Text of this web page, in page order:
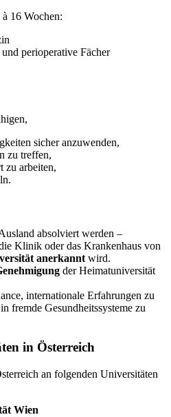
16 Wochen:
perioperative Fächer
sicher anzuwenden,
zu treffen,
zu arbeiten,
absolviert werden –
Klinik oder das Krankenhaus von
anerkanntwird.
der Heimatuniversität
internationale Erfahrungen zu
fremde Gesundheitssysteme zu
in Österreich
an folgenden Universitäten
Wien